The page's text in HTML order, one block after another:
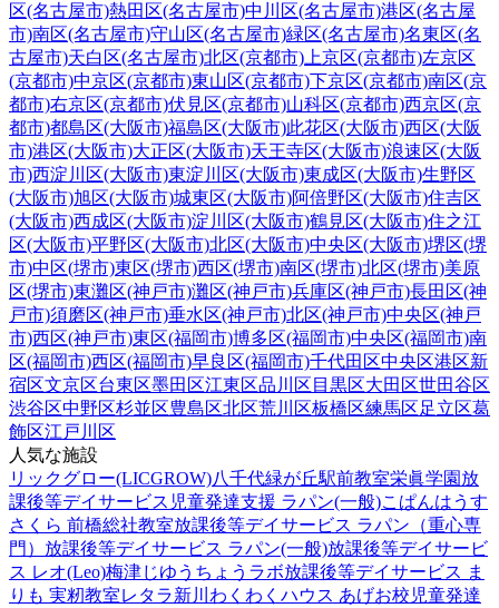
区(名古屋市)熱田区(名古屋市)中川区(名古屋市)港区(名古屋
市)南区(名古屋市)守山区(名古屋市)緑区(名古屋市)名東区(名
古屋市)天白区(名古屋市)北区(京都市) 上京区(京都市)左京区
(京都市)中京区(京都市)東山区(京都市)下京区(京都市)南区(京
都市)右京区(京都市)伏見区(京都市)山科区(京都市)西京区(京
都市)都島区(大阪市)福島区(大阪市)此花区(大阪市)西区(大阪
市)港区(大阪市)大正区(大阪市)天王寺区(大阪市)浪速区(大阪
市)西淀川区(大阪市)東淀川区(大阪市)東成区(大阪市)生野区
(大阪市)旭区(大阪市)城東区(大阪市)阿倍野区(大阪市)住吉区
(大阪市)西成区(大阪市)淀川区(大阪市)鶴見区(大阪市)住之江
区(大阪市)平野区(大阪市)北区(大阪市)中央区(大阪市)堺区(堺
市)中区(堺市)東区(堺市)西区(堺市)南区(堺市)北区(堺市)美原
区(堺市)東灘区(神戸市)灘区(神戸市)兵庫区(神戸市)長田区(神
戸市)須磨区(神戸市)垂水区(神戸市)北区(神戸市)中央区(神戸
市)西区(神戸市)東区(福岡市)博多区(福岡市)中央区(福岡市)南
区(福岡市)西区(福岡市)早良区(福岡市)千代田区中央区港区新
宿区文京区台東区墨田区江東区品川区 目黒区大田区世田谷区
渋谷区中野区杉並区豊島区北区荒川区板橋区練馬区足立区葛
飾区江戸川区
人気な施設
リックグロー(LICGROW)八千代緑が丘駅前教室栄眞学園放
課後等デイサービス 児童発達支援 ラパン(一般)こぱんはうす
さくら 前橋総社教室放課後等デイサービス ラパン（重心専
門） 放課後等デイサービス ラパン(一般)放課後等デイサービ
ス レオ(Leo)梅津じゆうちょうラボ放課後等デイサービス ま
りも 実籾教室レタラ新川 わくわくハウス あげお校 児童発達